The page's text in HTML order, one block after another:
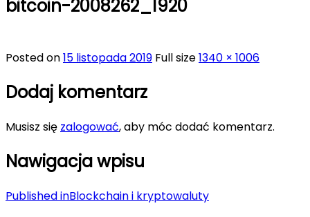
bitcoin-2008262_1920
Posted on15 listopada 2019 Full size1340 × 1006
Dodaj komentarz
Musisz się zalogować, aby móc dodać komentarz.
Nawigacja wpisu
Published inBlockchain i kryptowaluty